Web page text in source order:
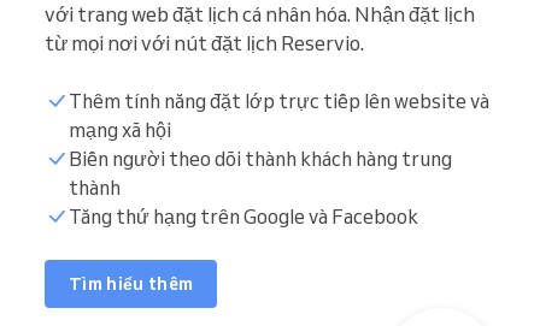
với trang web đặt lịch cá nhân hóa. Nhận đặt lịch
từ mọi nơi với nút đặt lịch Reservio.
Thêm tính năng đặt lớp trực tiếp lên website và
mạng xã hội
Biến người theo dõi thành khách hàng trung
thành
Tăng thứ hạng trên Google và Facebook
Tìm hiểu thêm